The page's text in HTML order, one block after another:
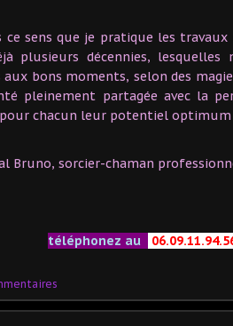
ce sens que je pratique les
plusieurs décennies,
bons moments, selon des
pleinement partagée avec la
chacun leur potentiel
Bruno, sorcier-chaman
téléphonez au